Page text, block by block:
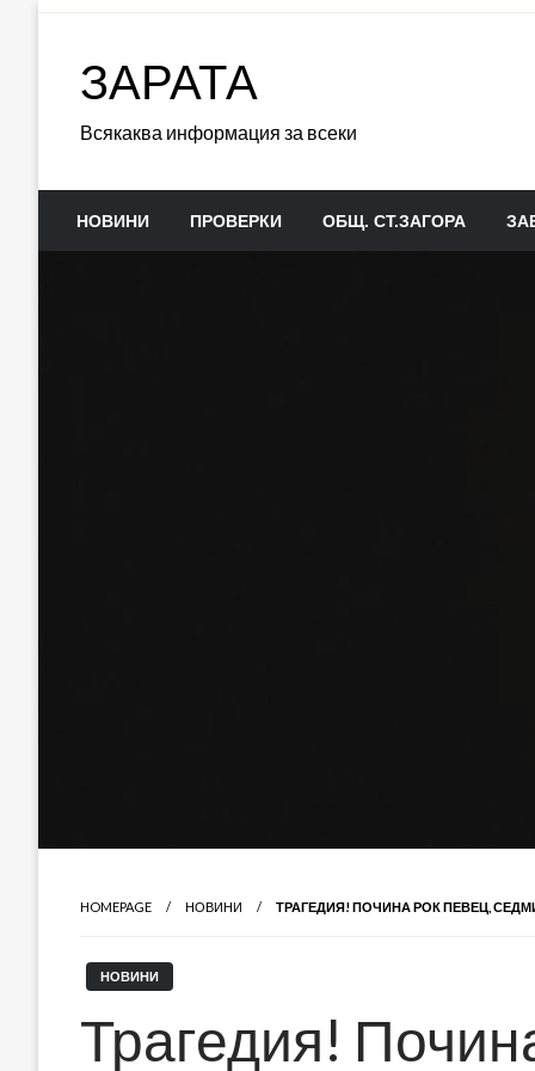
ЗАРАТА
Всякаква информация за всеки
НОВИНИ ПРОВЕРКИ ОБЩ. СТ.ЗАГОРА
HOMEPAGE НОВИНИ ТРАГЕДИЯ! ПОЧИНА РОК ПЕВЕЦ,
НОВИНИ
Трагедия!